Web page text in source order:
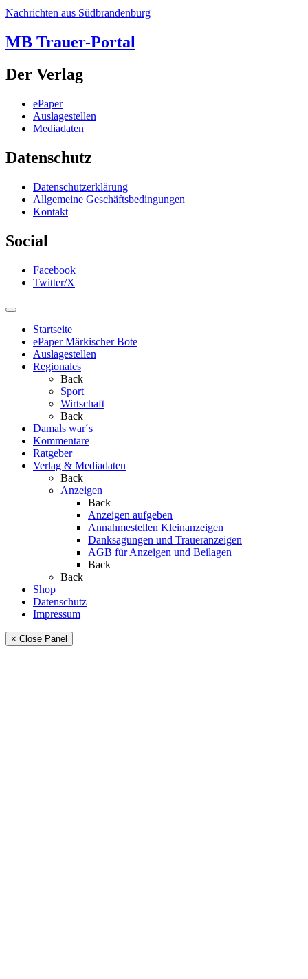
Nachrichten aus Südbrandenburg
MB Trauer-Portal
Der Verlag
ePaper
Auslagestellen
Mediadaten
Datenschutz
Datenschutzerklärung
Allgemeine Geschäftsbedingungen
Kontakt
Social
Facebook
Twitter/X
Startseite
ePaper Märkischer Bote
Auslagestellen
Regionales
Back
Sport
Wirtschaft
Back
Damals war´s
Kommentare
Ratgeber
Verlag & Mediadaten
Back
Anzeigen
Back
Anzeigen aufgeben
Annahmestellen Kleinanzeigen
Danksagungen und Traueranzeigen
AGB für Anzeigen und Beilagen
Back
Back
Shop
Datenschutz
Impressum
× Close Panel